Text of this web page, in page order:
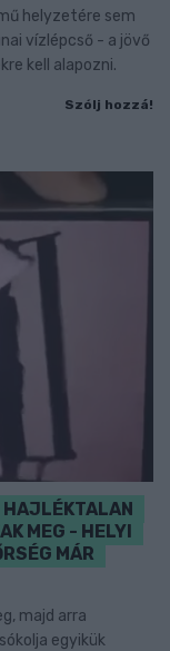
helyzetére sem
vízlépcső - a jövő
kell alapozni.
Szólj hozzá!
HAJLÉKTALAN
MEG - HELYI
MÁR
majd arra
egyikük